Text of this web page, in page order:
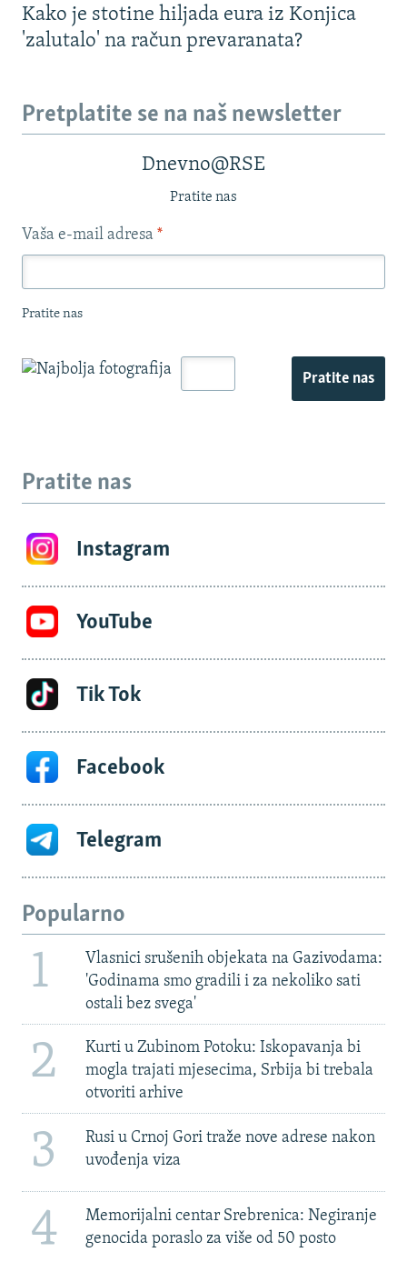
Kako je stotine hiljada eura iz Konjica
'zalutalo' na račun prevaranata?
Pretplatite se na naš newsletter
Dnevno@RSE
Pratite nas
Vaša e-mail adresa *
Pratite nas
Pratite nas
Pratite nas
Instagram
YouTube
Tik Tok
Facebook
Telegram
Popularno
1
Vlasnici srušenih objekata na Gazivodama:
'Godinama smo gradili i za nekoliko sati
ostali bez svega'
2
Kurti u Zubinom Potoku: Iskopavanja bi
mogla trajati mjesecima, Srbija bi trebala
otvoriti arhive
3
Rusi u Crnoj Gori traže nove adrese nakon
uvođenja viza
4
Memorijalni centar Srebrenica: Negiranje
genocida poraslo za više od 50 posto